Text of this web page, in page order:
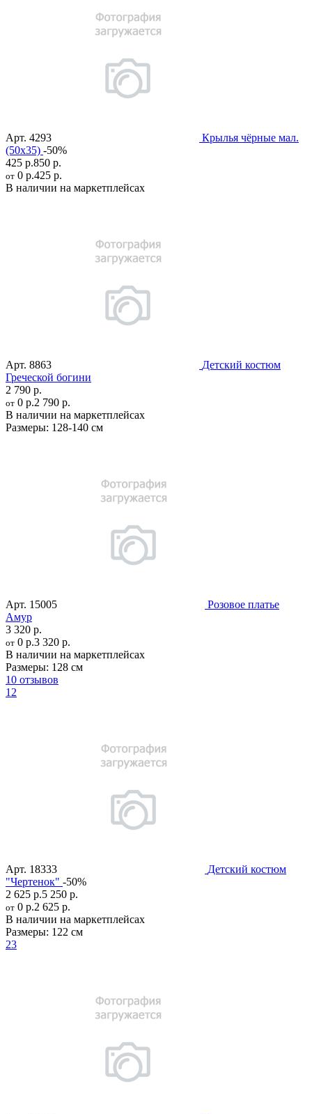
Арт. 4293
Крылья чёрные мал.
(50х35) -50%
425 р.850 р.
от 0 р.425 р.
В наличии на маркетплейсах
Арт. 8863
Детский костюм
Греческой богини
2 790 р.
от 0 р.2 790 р.
В наличии на маркетплейсах
Размеры: 128-140 см
Арт. 15005
Розовое платье
Амур
3 320 р.
от 0 р.3 320 р.
В наличии на маркетплейсах
Размеры: 128 см
10 отзывов
12
Арт. 18333
Детский костюм
"Чертенок" -50%
2 625 р.5 250 р.
от 0 р.2 625 р.
В наличии на маркетплейсах
Размеры: 122 см
23